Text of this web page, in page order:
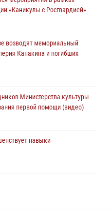
пресечена
под реабилитационный центр
области подвели итоги
«Каникулы с Росгвардией»
возводят мемориальный
Канакина и погибших
Министерства культуры
первой помощи (видео)
навыки